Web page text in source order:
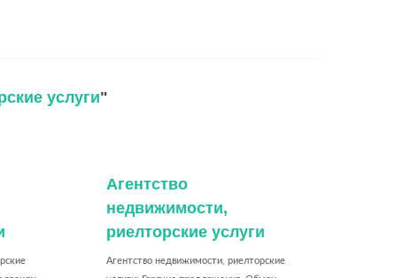
услуги"
Агентство
недвижимости,
риелторские услуги
Агентство недвижимости, риелторские